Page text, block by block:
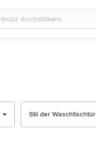
Stil der Waschtischtür